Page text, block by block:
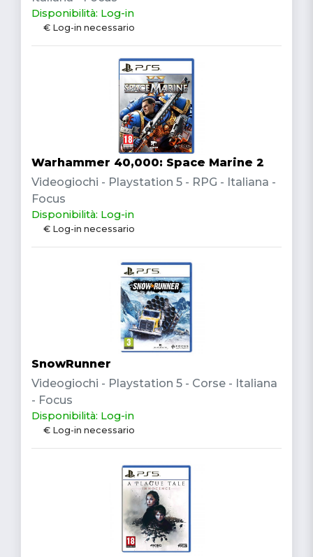
Disponibilità: Log-in
€ Log-in necessario
Warhammer 40,000: Space Marine 2
Videogiochi - Playstation 5 - RPG - Italiana -
Focus
Disponibilità: Log-in
€ Log-in necessario
SnowRunner
Videogiochi - Playstation 5 - Corse - Italiana
- Focus
Disponibilità: Log-in
€ Log-in necessario